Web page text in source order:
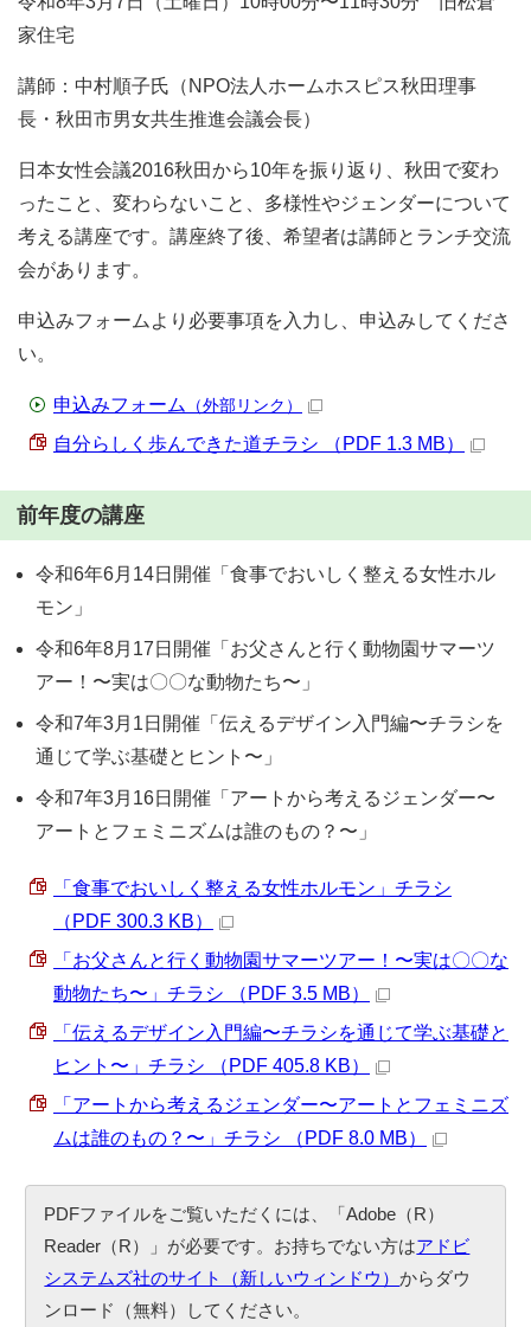
家住宅
講師：中村順子氏（NPO法人ホームホスピス秋田理事
長・秋田市男女共生推進会議会長）
日本女性会議2016秋田から10年を振り返り、秋田で変わ
ったこと、変わらないこと、多様性やジェンダーについて
考える講座です。講座終了後、希望者は講師とランチ交流
会があります。
申込みフォームより必要事項を入力し、申込みしてくださ
い。
申込みフォーム （外部リンク）
自分らしく歩んできた道チラシ （PDF 1.3 MB）
前年度の講座
令和6年6月14日開催「食事でおいしく整える女性ホル
モン」
令和6年8月17日開催「お父さんと行く動物園サマーツ
アー！〜実は〇〇な動物たち〜」
令和7年3月1日開催「伝えるデザイン入門編〜チラシを
通じて学ぶ基礎とヒント〜」
令和7年3月16日開催「アートから考えるジェンダー〜
アートとフェミニズムは誰のもの？〜」
「食事でおいしく整える女性ホルモン」チラシ
（PDF 300.3 KB）
「お父さんと行く動物園サマーツアー！〜実は〇〇な
動物たち〜」チラシ （PDF 3.5 MB）
「伝えるデザイン入門編〜チラシを通じて学ぶ基礎と
ヒント〜」チラシ （PDF 405.8 KB）
「アートから考えるジェンダー〜アートとフェミニズ
ムは誰のもの？〜」チラシ （PDF 8.0 MB）
PDFファイルをご覧いただくには、「Adobe（R）
Reader（R）」が必要です。お持ちでない方はアドビ
システムズ社のサイト（新しいウィンドウ）からダウ
ンロード（無料）してください。